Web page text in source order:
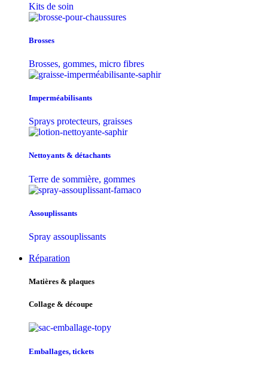
Kits de soin
Brosses
Brosses, gommes, micro fibres
Imperméabilisants
Sprays protecteurs, graisses
Nettoyants & détachants
Terre de sommière, gommes
Assouplissants
Spray assouplissants
Réparation
Matières & plaques
Collage & découpe
Emballages, tickets